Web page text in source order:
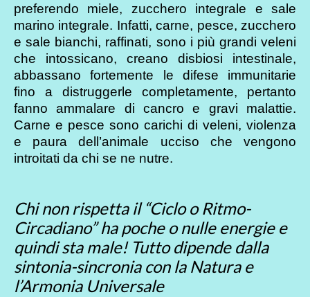
preferendo miele, zucchero integrale e sale
marino integrale. Infatti, carne, pesce, zucchero
e sale bianchi, raffinati, sono i più grandi veleni
che intossicano, creano disbiosi intestinale,
abbassano fortemente le difese immunitarie
fino a distruggerle completamente, pertanto
fanno ammalare di cancro e gravi malattie.
Carne e pesce sono carichi di veleni, violenza
e paura dell’animale ucciso che vengono
introitati da chi se ne nutre.
Chi non rispetta il “Ciclo o Ritmo-
Circadiano” ha poche o nulle energie e
quindi sta male! Tutto dipende dalla
sintonia-sincronia con la Natura e
l’Armonia Universale